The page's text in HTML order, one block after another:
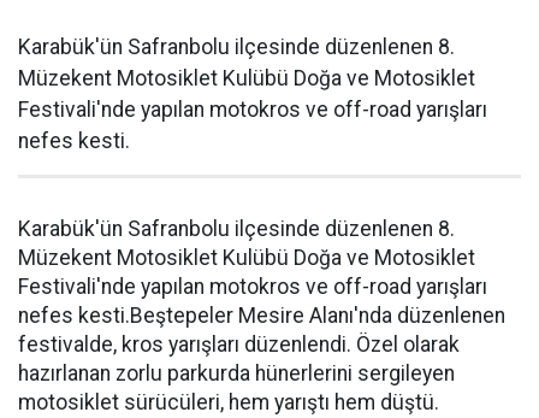
Karabük'ün Safranbolu ilçesinde düzenlenen 8.
Müzekent Motosiklet Kulübü Doğa ve Motosiklet
Festivali'nde yapılan motokros ve off-road yarışları
nefes kesti.
Karabük'ün Safranbolu ilçesinde düzenlenen 8.
Müzekent Motosiklet Kulübü Doğa ve Motosiklet
Festivali'nde yapılan motokros ve off-road yarışları
nefes kesti.Beştepeler Mesire Alanı'nda düzenlenen
festivalde, kros yarışları düzenlendi. Özel olarak
hazırlanan zorlu parkurda hünerlerini sergileyen
motosiklet sürücüleri, hem yarıştı hem düştü.